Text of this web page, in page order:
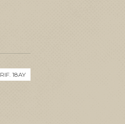
RIF. 18AY